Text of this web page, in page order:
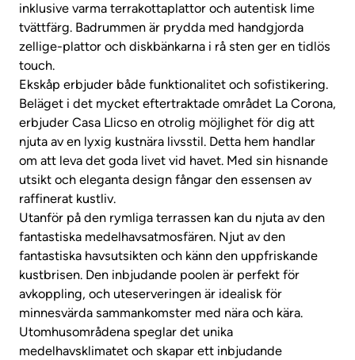
inklusive varma terrakottaplattor och autentisk lime
tvättfärg. Badrummen är prydda med handgjorda
zellige-plattor och diskbänkarna i rå sten ger en tidlös
touch.
Ekskåp erbjuder både funktionalitet och sofistikering.
Beläget i det mycket eftertraktade området La Corona,
erbjuder Casa Llicso en otrolig möjlighet för dig att
njuta av en lyxig kustnära livsstil. Detta hem handlar
om att leva det goda livet vid havet. Med sin hisnande
utsikt och eleganta design fångar den essensen av
raffinerat kustliv.
Utanför på den rymliga terrassen kan du njuta av den
fantastiska medelhavsatmosfären. Njut av den
fantastiska havsutsikten och känn den uppfriskande
kustbrisen. Den inbjudande poolen är perfekt för
avkoppling, och uteserveringen är idealisk för
minnesvärda sammankomster med nära och kära.
Utomhusområdena speglar det unika
medelhavsklimatet och skapar ett inbjudande